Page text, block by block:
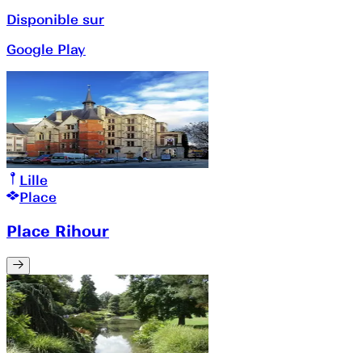
Disponible sur
Google Play
Lille
Place
Place Rihour